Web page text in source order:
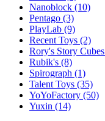
Nanoblock (10)
Pentago (3)
PlayLab (9)
Recent Toys (2)
Rory's Story Cubes
Rubik's (8)
Spirograph (1)
Talent Toys (35)
YoYoFactory (50)
Yuxin (14)